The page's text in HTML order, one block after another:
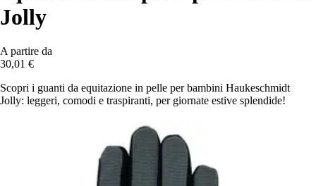
Jolly
A partire da
30,01 €
Scopri i guanti da equitazione in pelle per bambini Haukeschmidt
Jolly: leggeri, comodi e traspiranti, per giornate estive splendide!